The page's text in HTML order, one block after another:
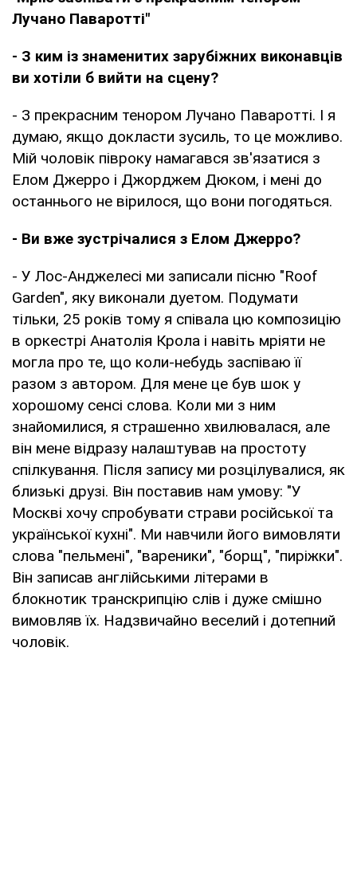
Лучано Паваротті"
- З ким із знаменитих зарубіжних виконавців
ви хотіли б вийти на сцену?
- З прекрасним тенором Лучано Паваротті. І я
думаю, якщо докласти зусиль, то це можливо.
Мій чоловік півроку намагався зв'язатися з
Елом Джерро і Джорджем Дюком, і мені до
останнього не вірилося, що вони погодяться.
- Ви вже зустрічалися з Елом Джерро?
- У Лос-Анджелесі ми записали пісню "Roof
Garden", яку виконали дуетом. Подумати
тільки, 25 років тому я співала цю композицію
в оркестрі Анатолія Крола і навіть мріяти не
могла про те, що коли-небудь заспіваю її
разом з автором. Для мене це був шок у
хорошому сенсі слова. Коли ми з ним
знайомилися, я страшенно хвилювалася, але
він мене відразу налаштував на простоту
спілкування. Після запису ми розцілувалися, як
близькі друзі. Він поставив нам умову: "У
Москві хочу спробувати страви російської та
української кухні". Ми навчили його вимовляти
слова "пельмені", "вареники", "борщ", "пиріжки".
Він записав англійськими літерами в
блокнотик транскрипцію слів і дуже смішно
вимовляв їх. Надзвичайно веселий і дотепний
чоловік.